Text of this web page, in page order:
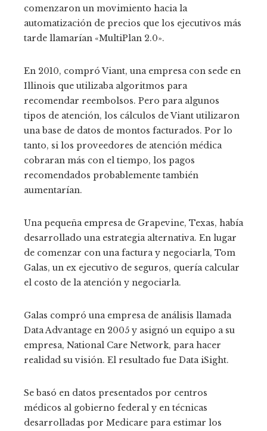
comenzaron un movimiento hacia la
automatización de precios que los ejecutivos más
tarde llamarían «MultiPlan 2.0».
En 2010, compró Viant, una empresa con sede en
Illinois que utilizaba algoritmos para
recomendar reembolsos. Pero para algunos
tipos de atención, los cálculos de Viant utilizaron
una base de datos de montos facturados. Por lo
tanto, si los proveedores de atención médica
cobraran más con el tiempo, los pagos
recomendados probablemente también
aumentarían.
Una pequeña empresa de Grapevine, Texas, había
desarrollado una estrategia alternativa. En lugar
de comenzar con una factura y negociarla, Tom
Galas, un ex ejecutivo de seguros, quería calcular
el costo de la atención y negociarla.
Galas compró una empresa de análisis llamada
Data Advantage en 2005 y asignó un equipo a su
empresa, National Care Network, para hacer
realidad su visión. El resultado fue Data iSight.
Se basó en datos presentados por centros
médicos al gobierno federal y en técnicas
desarrolladas por Medicare para estimar los